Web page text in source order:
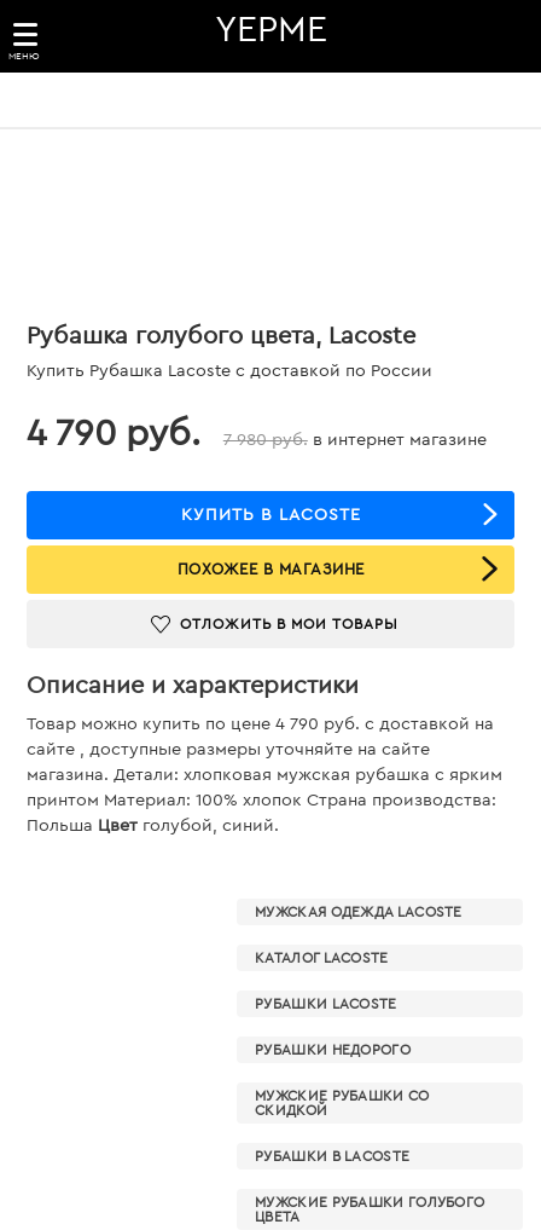
МЕНЮ
YEPME
Рубашка голубого цвета, Lacoste
Купить Рубашка Lacoste с доставкой по России
4 790 руб. 7 980 руб. в интернет магазине
КУПИТЬ В LACOSTE
ПОХОЖЕЕ В МАГАЗИНЕ
ОТЛОЖИТЬ В МОИ ТОВАРЫ
Описание и характеристики
Товар можно купить по цене 4 790 руб. c доставкой на
сайте , доступные размеры уточняйте на сайте
магазина. Детали: хлопковая мужская рубашка с ярким
принтом Материал: 100% хлопок Страна производства:
Польша Цвет голубой, синий.
МУЖСКАЯ ОДЕЖДА LACOSTE
КАТАЛОГ LACOSTE
РУБАШКИ LACOSTE
РУБАШКИ НЕДОРОГО
МУЖСКИЕ РУБАШКИ СО
СКИДКОЙ
РУБАШКИ В LACOSTE
МУЖСКИЕ РУБАШКИ ГОЛУБОГО
ЦВЕТА